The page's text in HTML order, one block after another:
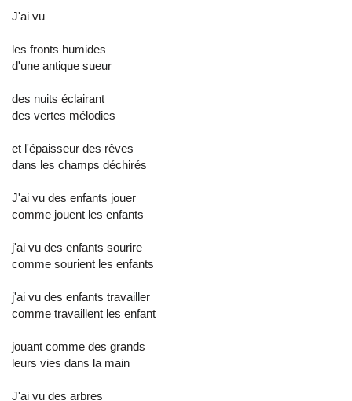
J'ai vu
les fronts humides
d'une antique sueur
des nuits éclairant
des vertes mélodies
et l'épaisseur des rêves
dans les champs déchirés
J'ai vu des enfants jouer
comme jouent les enfants
j'ai vu des enfants sourire
comme sourient les enfants
j'ai vu des enfants travailler
comme travaillent les enfant
jouant comme des grands
leurs vies dans la main
J'ai vu des arbres